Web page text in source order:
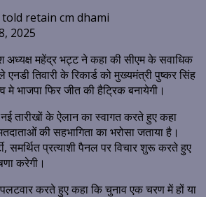
retain cm dhami
2025
अध्यक्ष महेंद्र भट्ट ने कहा की सीएम के सवाधिक
तिवारी के रिकार्ड को मुख्यमंत्री पुष्कर सिंह
भाजपा फिर जीत की हैट्रिक बनायेगी।
तारीखों के ऐलान का स्वागत करते हुए कहा
की सहभागिता का भरोसा जताया है।
समर्थित प्रत्याशी पैनल पर विचार शुरू करते हुए
करेगी।
पलटवार करते हुए कहा कि चुनाव एक चरण में हों या